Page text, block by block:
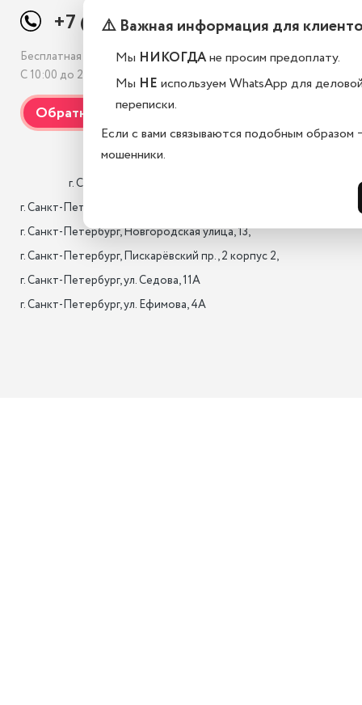
+7 (812) 507-69-38
Бесплатная консультация
С 10:00 до 21:00, без выходных
г. Санкт-Петербург, 17-я лин. B.O., 22,
г. Санкт-Петербург, Новгородская улица, 13,
г. Санкт-Петербург, Пискарёвский пр., 2 корпус 2,
г. Санкт-Петербург, ул. Седова, 11А
г. Санкт-Петербург, ул. Ефимова, 4А
⚠️ Важная информация для
Мы НИКОГДАне просим предоплату.
Мы НЕ используем WhatsApp для
переписки.
Если с вами связываются подобным образом
мошенники.